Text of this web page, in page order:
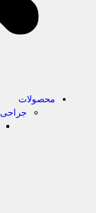
محصولات
جراحی